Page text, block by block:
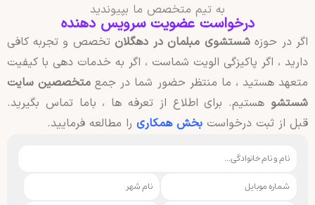
به تیم متخصص ما بپیوندید
درخواست عضویت سرویس دهنده
اگر در حوزه شستشوی مبلمان در دهگلانتخصص و تجربه کافی
دارید ، اگر پاکیزگی الویت شماست ، اگر به خدمات دهی با کیفیت
متعهد هستید ، ما منتظر حضور شما در جمع متخصصین سایت
شستشوهستیم. برای اطلاع از تعرفه ها ، باما تماس بگیرید.
قبل از ثبت درخواست بخش همکاریرا مطالعه فرمایید.